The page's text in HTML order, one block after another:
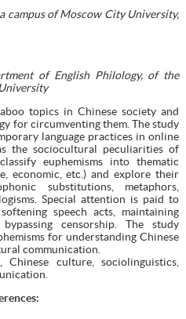
campus of Moscow City University,
of English Philology, of the
topics in Chinese society and
for circumventing them. The study
language practices in online
the sociocultural peculiarities of
euphemisms into thematic
economic, etc.) and explore their
substitutions, metaphors,
Special attention is paid to
speech acts, maintaining
censorship. The study
for understanding Chinese
communication.
Chinese culture, sociolinguistics,